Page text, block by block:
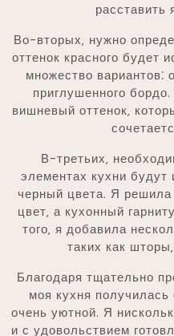
расставить
Во-вторых‚ нужно
оттенок красного будет
множество вариантов⁚
приглушенного
вишневый оттенок‚
В-третьих‚
элементах кухни будут
черный цвета. Я
цвет‚ а кухонный
того‚ я добавила
таких как
Благодаря тщательно
моя кухня получилась
очень уютной. Я
и с удовольствием